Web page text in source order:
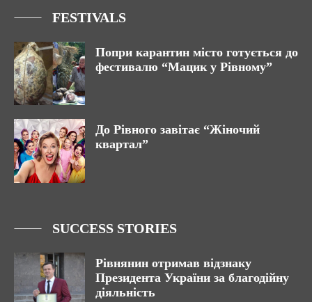
FESTIVALS
Попри карантин місто готується до
фестивалю “Мацик у Рівному”
До Рівного завітає “Жіночий
квартал”
SUCCESS STORIES
Рівнянин отримав відзнаку
Президента України за благодійну
діяльність